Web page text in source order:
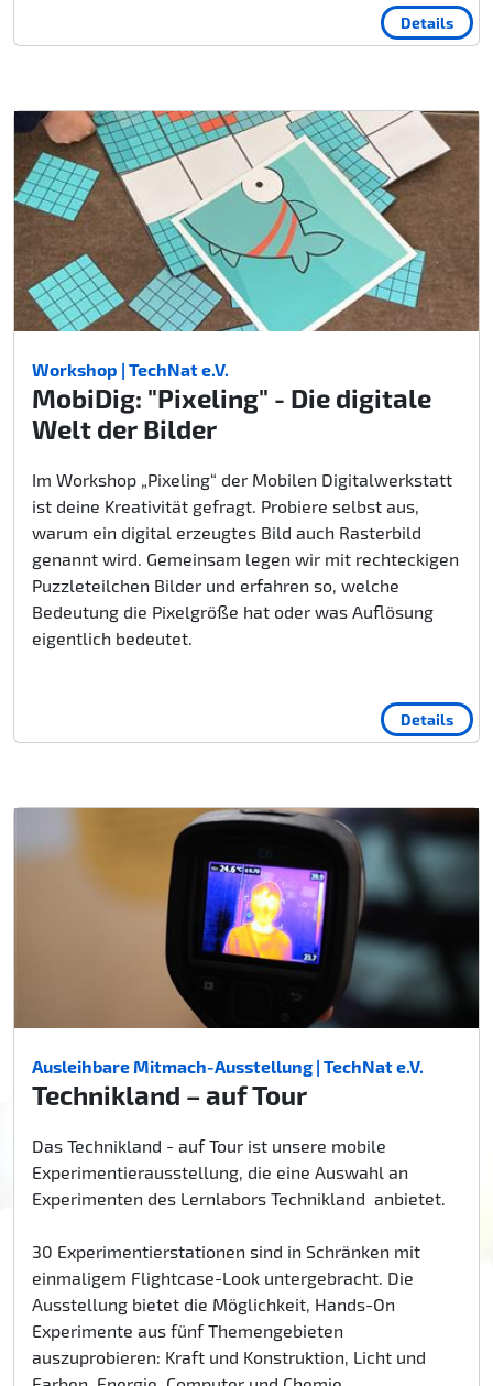
Details
Workshop | TechNat e.V.
MobiDig: "Pixeling" - Die digitale
Welt der Bilder
Im Workshop „Pixeling“ der Mobilen Digitalwerkstatt
ist deine Kreativität gefragt. Probiere selbst aus,
warum ein digital erzeugtes Bild auch Rasterbild
genannt wird. Gemeinsam legen wir mit rechteckigen
Puzzleteilchen Bilder und erfahren so, welche
Bedeutung die Pixelgröße hat oder was Auflösung
eigentlich bedeutet.
Details
Ausleihbare Mitmach-Ausstellung | TechNat e.V.
Technikland – auf Tour
Das Technikland - auf Tour ist unsere mobile
Experimentierausstellung, die eine Auswahl an
Experimenten des Lernlabors Technikland anbietet.
30 Experimentierstationen sind in Schränken mit
einmaligem Flightcase-Look untergebracht. Die
Ausstellung bietet die Möglichkeit, Hands-On
Experimente aus fünf Themengebieten
auszuprobieren: Kraft und Konstruktion, Licht und